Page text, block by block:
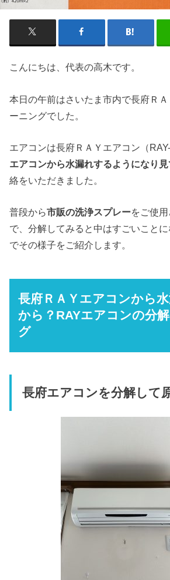
こんにちは、代表の高木です。
本日の午前はさいたま市内で長府Ｒ
ーニングでした。
エアコンは長府ＲＡＹエアコン（
エアコンから水漏れするようになり見
絡をいただきました。
普段から市販の洗浄スプレーをご使
で、分解してみると中はすごいこと
でその様子をご紹介します。
長府ＲＡＹエアコンから
から？RAYエアコンの分
グ
長府エアコンを分解して